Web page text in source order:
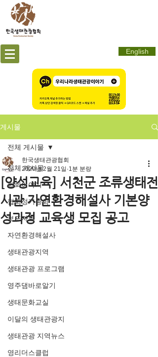
English
게시물
전체 게시물
협회이야기
협회정기총회
보도자료
자연환경해설사
생태관광지역
생태관광 프로그램
영주댐바로알기
생태문화교실
이달의 생태관광지
생태관광 지역뉴스
영리더스클럽
전체 게시물
[양성교육] 서천군 조류생태전
시관 자연환경해설사 기본양
성과정 교육생 모집 공고
한국생태관광협회
2020년 2월 21일 1분 분량